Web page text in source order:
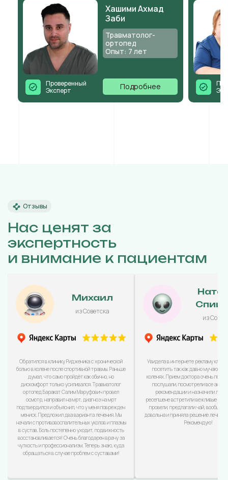
Проверенный
Эксперт
Хашими Ахмад
Заби
Травматолог-
ортопед
Опыт: 7 лет
Подробнее
Отзывы
Нас ценят за
экспертность
и внимание к пациентам
Михаил
из Советска
Обратился в клинику Ридженика с хронической
болью в колене после спортивной травмы. Раньше
думал, что само пройдёт как обычно, но
дискомфорт только усиливался. Травматолог
ортопед Баракат Салим Маруфович провел
осмотр, направил на мрт, диагноз на мрт
подтвердился и объяснил, что у меня поврежден
мениск. Предложил два варианта лечения. Мы
начали с противовоспалительных уколов и плазмы
в сустав. Боль постепенно уходит, подвижность
восстановливается! Очень благодарен врачу за
чуткость и профессионализм. Теперь знаю, куда
обращаться в случае проблем с суставами!
из
Увидела в интернете рекламу
посетить так как давно мучаюсь
коленях. Прием доктора очень
послушали, посмотрели все
рекомендации и назначили
ресепшене встретили вежливые
провели, предлагали чай, вообщем
довольна и приняла решение
Рекомендую!